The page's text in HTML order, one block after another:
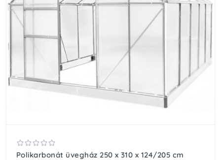
Polikarbonát üvegház 250 x 310 x 124/205 cm